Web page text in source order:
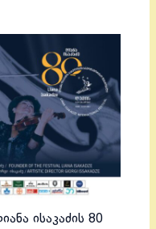
ისაკაძის 80